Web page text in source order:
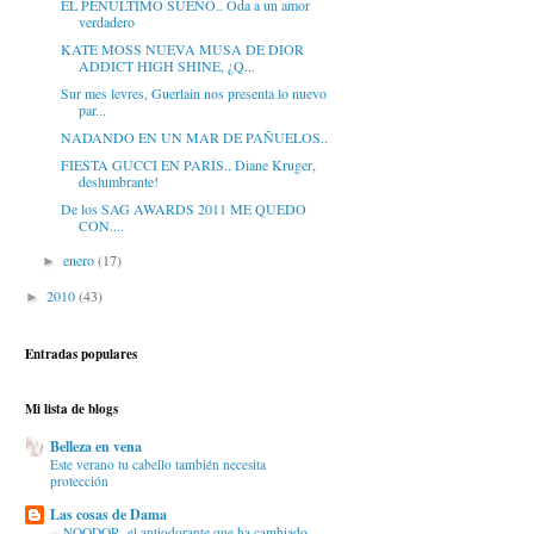
EL PENÚLTIMO SUEÑO.. Oda a un amor
verdadero
KATE MOSS NUEVA MUSA DE DIOR
ADDICT HIGH SHINE, ¿Q...
Sur mes levres, Guerlain nos presenta lo nuevo
par...
NADANDO EN UN MAR DE PAÑUELOS..
FIESTA GUCCI EN PARÍS.. Diane Kruger,
deslumbrante!
De los SAG AWARDS 2011 ME QUEDO
CON....
►enero(17)
► 2010(43)
Entradas populares
Mi lista de blogs
Belleza en vena
Este verano tu cabello también necesita
protección
Las cosas de Dama